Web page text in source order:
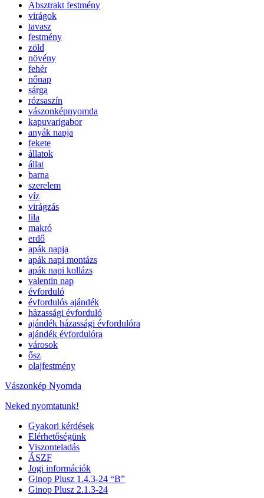
Absztrakt festmény
virágok
tavasz
festmény
zöld
növény
fehér
nőnap
sárga
rózsaszín
vászonképnyomda
kapuvarigabor
anyák napja
fekete
állatok
állat
barna
szerelem
víz
virágzás
lila
makró
erdő
apák napja
apák napi montázs
apák napi kollázs
valentin nap
évforduló
évfordulós ajándék
házassági évforduló
ajándék házassági évfordulóra
ajándék évfordulóra
városok
ősz
olajfestmény
Vászonkép Nyomda
Neked nyomtatunk!
Gyakori kérdések
Elérhetőségünk
Viszonteladás
ÁSZF
Jogi információk
Ginop Plusz 1.4.3-24 “B”
Ginop Plusz 2.1.3-24